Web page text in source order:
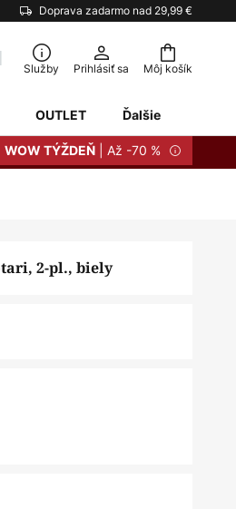
Doprava zadarmo nad 29,99 €
Môj košík
Služby Prihlásiť sa
OUTLET Ďalšie
WOW TÝŽDEŇ | Až -70 %
2-pl., biely